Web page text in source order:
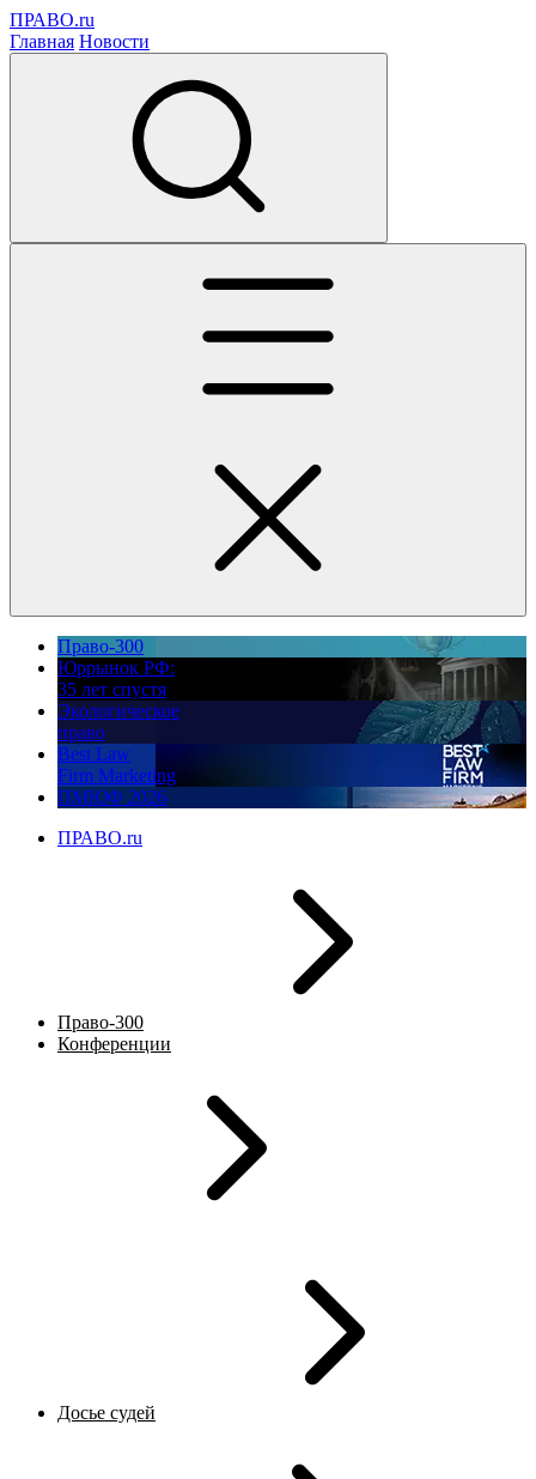
ПРАВО.ru
Главная Новости
Право-300
Юррынок РФ:
35 лет спустя
Экологическое
право
Best Law
Firm Marketing
ПМЮФ 2026
ПРАВО.ru
Право-300
Конференции
Досье судей